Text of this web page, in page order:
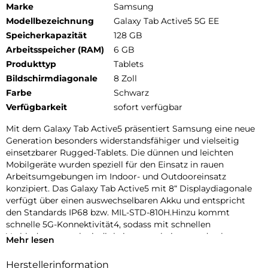
Marke
Samsung
Modellbezeichnung
Galaxy Tab Active5 5G EE
Speicherkapazität
128 GB
Arbeitsspeicher (RAM)
6 GB
Produkttyp
Tablets
Bildschirmdiagonale
8 Zoll
Farbe
Schwarz
Verfügbarkeit
sofort verfügbar
Mit dem Galaxy Tab Active5 präsentiert Samsung eine neue
Generation besonders widerstandsfähiger und vielseitig
einsetzbarer Rugged-Tablets. Die dünnen und leichten
Mobilgeräte wurden speziell für den Einsatz in rauen
Arbeitsumgebungen im Indoor- und Outdooreinsatz
konzipiert. Das Galaxy Tab Active5 mit 8“ Displaydiagonale
verfügt über einen auswechselbaren Akku und entspricht
den Standards IP68 bzw. MIL-STD-810H.Hinzu kommt
schnelle 5G-Konnektivität4, sodass mit schnellen
Verbindungsgeschwindigkeiten gearbeitet werden kann.
verwendete Funktionen wie z.B. Push-to-Talk. Damit lässt
Mehr lesen
Herstellerinformation